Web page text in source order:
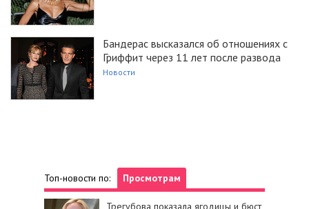
Бандерас высказался об отношениях с
Гриффит через 11 лет после развода
Новости
Топ-новости по: Просмотрам
Трегубова показала ягодицы и бюст